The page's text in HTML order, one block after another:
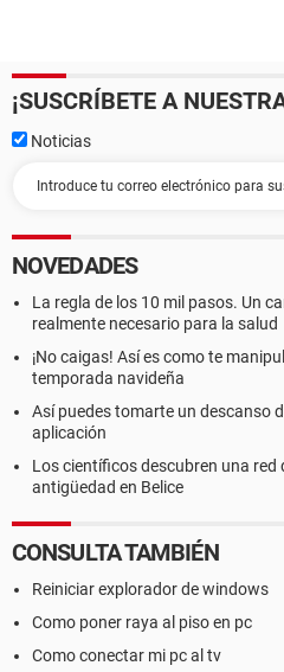
¡SUSCRÍBETE A
Noticias
NOVEDADES
La regla de los 10 mil pasos. Un
realmente necesario para la salud
¡No caigas! Así es como te
temporada navideña
Así puedes tomarte un descanso
aplicación
Los científicos descubren una red
antigüedad en Belice
CONSULTA TAMBIÉN
Reiniciar explorador de windows
Como poner raya al piso en pc
Como conectar mi pc al tv